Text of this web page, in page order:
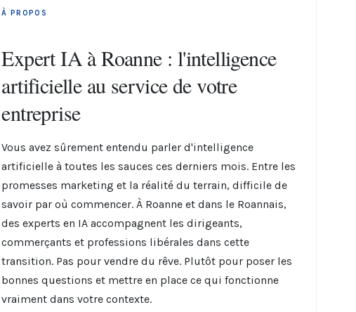
À PROPOS
Expert IA à Roanne : l'intelligence
artificielle au service de votre
entreprise
Vous avez sûrement entendu parler d'intelligence
artificielle à toutes les sauces ces derniers mois. Entre les
promesses marketing et la réalité du terrain, difficile de
savoir par où commencer. À Roanne et dans le Roannais,
des experts en IA accompagnent les dirigeants,
commerçants et professions libérales dans cette
transition. Pas pour vendre du rêve. Plutôt pour poser les
bonnes questions et mettre en place ce qui fonctionne
vraiment dans votre contexte.